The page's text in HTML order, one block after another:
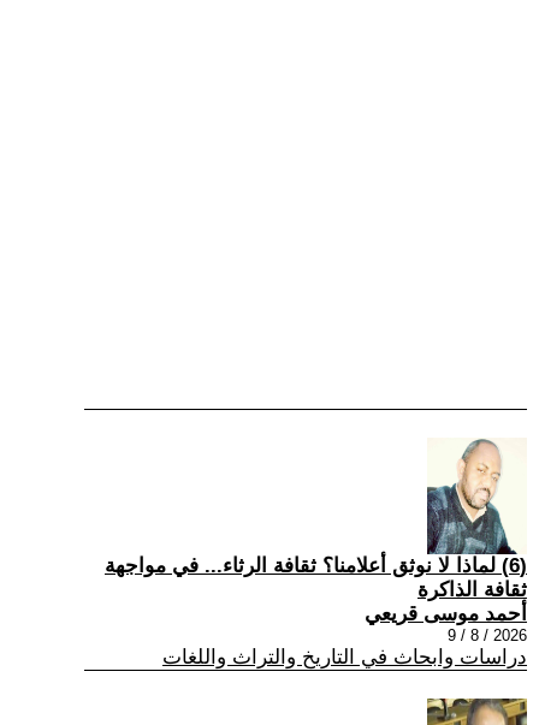
(6) لماذا لا نوثق أعلامنا؟ ثقافة الرثاء... في مواجهة
ثقافة الذاكرة
أحمد موسى قريعي
2026 / 8 / 9
دراسات وابحاث في التاريخ والتراث واللغات